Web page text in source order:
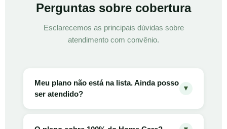
Perguntas sobre cobertura
Esclarecemos as principais dúvidas sobre
atendimento com convênio.
Meu plano não está na lista. Ainda posso
ser atendido?
▼
contrato ativo. Estamos ampliando nossa rede